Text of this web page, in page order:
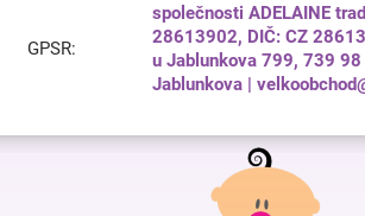
GPSR:
společnosti ADELAINE
28613902, DIČ: CZ
u Jablunkova 799, 739
Jablunkova |
Z